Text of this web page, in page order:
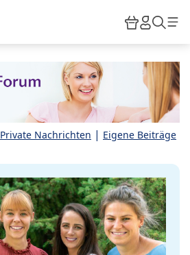
HiPP
Private Nachrichten | Eigene Beiträge